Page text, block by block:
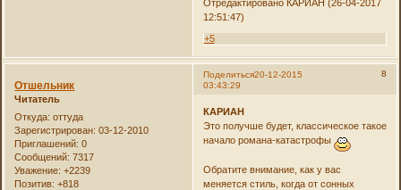
Отредактировано КАРИАН (26-04-2017
12:51:47)
+5
Поделиться 8
20-12-2015
03:43:29
Отшельник
Читатель
Откуда: оттуда
Зарегистрирован: 03-12-2010
Приглашений: 0
Сообщений: 7317
Уважение: +2239
Позитив: +818
КАРИАН
Это получше будет, классическое такое
начало романа-катастрофы
Обратите внимание, как у вас
меняется стиль, когда от сонных